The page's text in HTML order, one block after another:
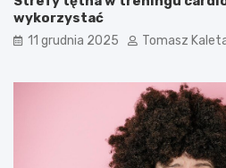
wykorzystać
11 grudnia 2025 Tomasz